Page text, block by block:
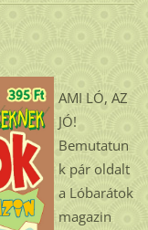
AMI LÓ, AZ
JÓ!
Bemutatun
k pár oldalt
a Lóbarátok
magazin